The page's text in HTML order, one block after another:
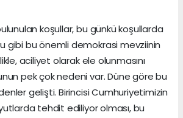
koşullar, bu günkü koşullarda
gibi bu önemli demokrasi mevziinin
aciliyet olarak ele olunmasını
pek çok nedeni var. Düne göre bu
gelişti. Birincisi Cumhuriyetimizin
tehdit ediliyor olması, bu